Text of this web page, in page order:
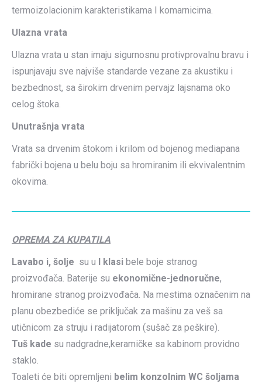
termoizolacionim karakteristikama I komarnicima.
Ulazna vrata
Ulazna vrata u stan imaju sigurnosnu protivprovalnu bravu i
ispunjavaju sve najviše standarde vezane za akustiku i
bezbednost, sa širokim drvenim pervajz lajsnama oko
celog štoka.
Unutrašnja vrata
Vrata sa drvenim štokom i krilom od bojenog mediapana
fabrički bojena u belu boju sa hromiranim ili ekvivalentnim
okovima.
OPREMA ZA KUPATILA
Lavabo i, šolje su u I klasi bele boje stranog
proizvođača. Baterije su ekonomične-jednoručne,
hromirane stranog proizvođača. Na mestima označenim na
planu obezbediće se priključak za mašinu za veš sa
utičnicom za struju i radijatorom (sušač za peškire).
Tuš kade su nadgradne,keramičke sa kabinom providno
staklo.
Toaleti će biti opremljeni belim konzolnim WC šoljama